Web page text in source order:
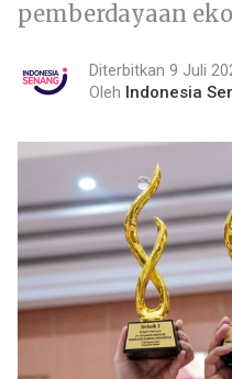
pemberdayaan
Diterbitkan 9 Juli
Oleh Indonesia